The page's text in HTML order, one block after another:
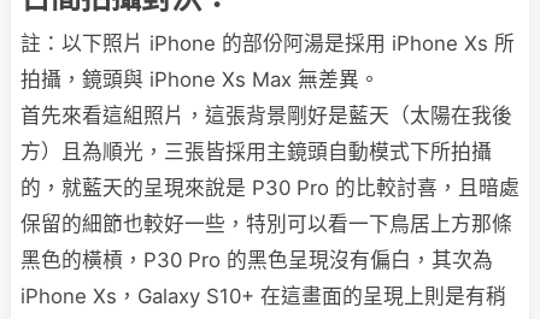
註：以下照片 iPhone 的部份阿湯是採用 iPhone Xs 所
拍攝，鏡頭與 iPhone Xs Max 無差異。
首先來看這組照片，這張背景剛好是藍天（太陽在我後
方）且為順光，三張皆採用主鏡頭自動模式下所拍攝
的，就藍天的呈現來說是 P30 Pro 的比較討喜，且暗處
保留的細節也較好一些，特別可以看一下鳥居上方那條
黑色的橫槓，P30 Pro 的黑色呈現沒有偏白，其次為
iPhone Xs，Galaxy S10+ 在這畫面的呈現上則是有稍